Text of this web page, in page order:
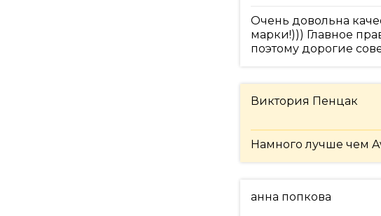
Очень довольна
марки!))) Главное
поэтому дорогие
Виктория Пенцак
Намного лучше чем
анна попкова